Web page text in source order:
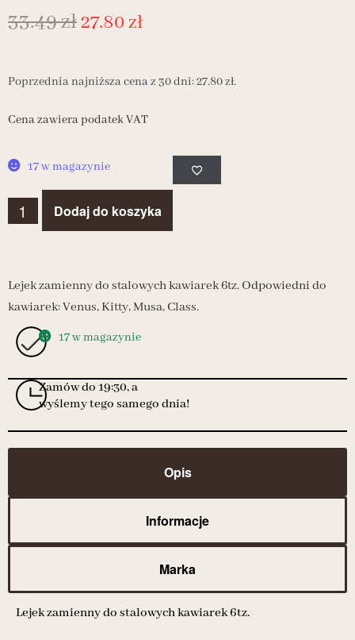
33.49zł27.80zł
Poprzednia najniższa cena z 30 dni:27.80zł.
Cena zawiera podatek VAT
17 w magazynie
Dodaj do koszyka
Lejek zamienny do stalowych kawiarek 6tz. Odpowiedni do
kawiarek: Venus, Kitty, Musa, Class.
17 w magazynie
Zamów do 19:30, a
wyślemy tego samego dnia!
Opis
Informacje
Marka
Lejek zamienny do stalowych kawiarek 6tz.